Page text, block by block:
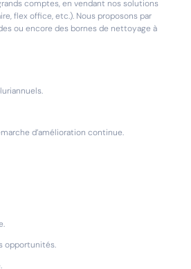
comptes, en vendant nos solutions
flex office, etc.). Nous proposons par
ou encore des bornes de nettoyage à
d’amélioration continue.
opportunités.